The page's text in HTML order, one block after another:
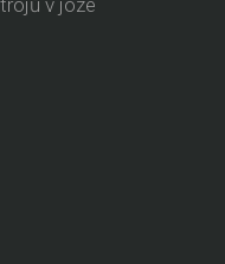
v józe